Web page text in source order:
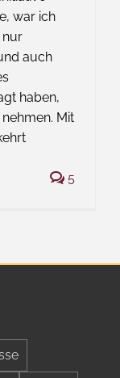
war ich
nur
auch
haben,
Mit
5